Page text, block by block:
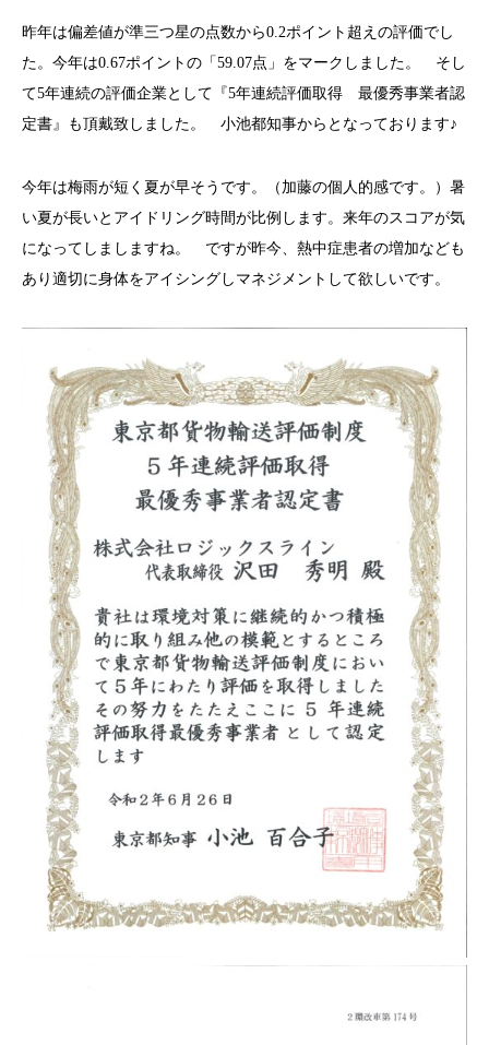
昨年は偏差値が準三つ星の点数から0.2ポイント超えの評価でし
た。今年は0.67ポイントの「59.07点」をマークしました。 そし
て5年連続の評価企業として『5年連続評価取得 最優秀事業者認
定書 』も頂戴致しました。 小池都知事からとなっております♪
今年は梅雨が短く夏が早そうです。（加藤の個人的感です。）暑
い夏が長いとアイドリング時間が比例します。来年のスコアが気
になってしましますね。 ですが昨今、熱中症患者の増加なども
あり適切に身体をアイシングしマネジメントして欲しいです。